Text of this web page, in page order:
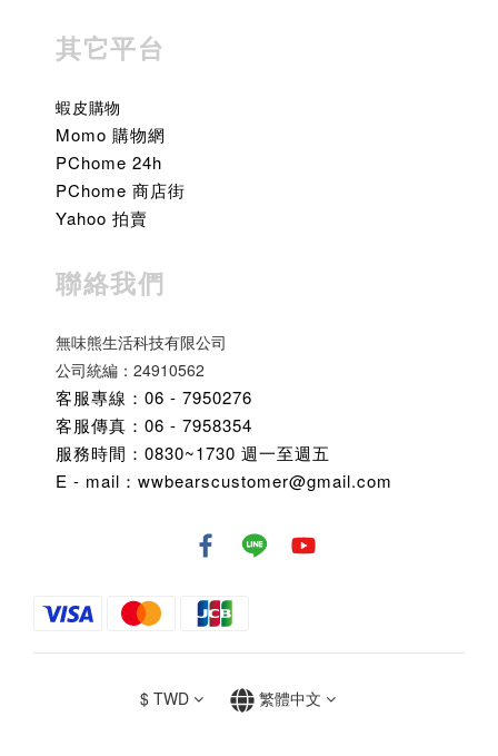
其它平台
蝦皮購物
Momo 購物網
PChome 24h
PChome 商店街
Yahoo 拍賣
聯絡我們
無味熊生活科技有限公司
公司統編：24910562
客服專線：06 - 7950276
客服傳真：06 - 7958354
服務時間：0830~1730 週一至週五
E - mail：wwbearscustomer@gmail.com
$ TWD 繁體中文